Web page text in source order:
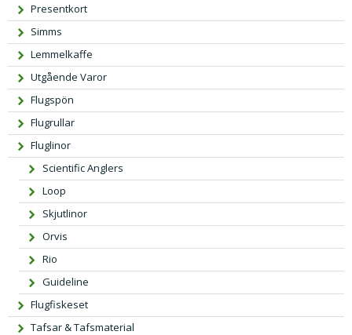
g
a
p
r
e
t
v
9
9,
r.
r
i
s
r:
7
1
r.
Presentkort
Simms
Lemmelkaffe
Utgående Varor
Flugspön
Flugrullar
Fluglinor
Scientific Anglers
Loop
Skjutlinor
Orvis
Rio
Guideline
Flugfiskeset
Tafsar & Tafsmaterial